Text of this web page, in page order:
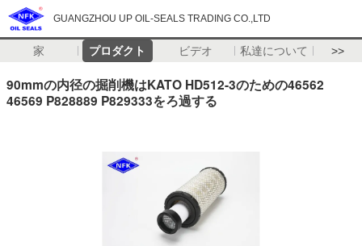
GUANGZHOU UP OIL-SEALS TRADING CO.,LTD
家 プロダクト ビデオ 私達について >>
90mmの内径の掘削機はKATO HD512-3のための46562
46569 P828889 P829333をろ過する